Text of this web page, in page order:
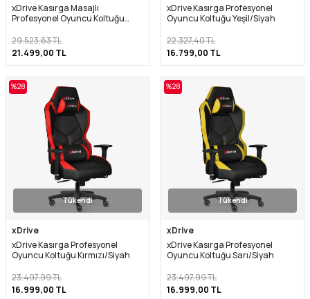
xDrive Kasırga Masajlı
Profesyonel Oyuncu Koltuğu
29.523,63TL
21.499,00 TL
xDrive Kasırga Profesyonel
Oyuncu Koltuğu Yeşil/Siyah
22.327,40TL
16.799,00 TL
%28
Tükendi
xDrive
xDrive Kasırga Profesyonel
Oyuncu Koltuğu Kırmızı/Siyah
23.497,99TL
16.999,00 TL
%28
Tükendi
xDrive
xDrive Kasırga Profesyonel
Oyuncu Koltuğu Sarı/Siyah
23.497,99TL
16.999,00 TL